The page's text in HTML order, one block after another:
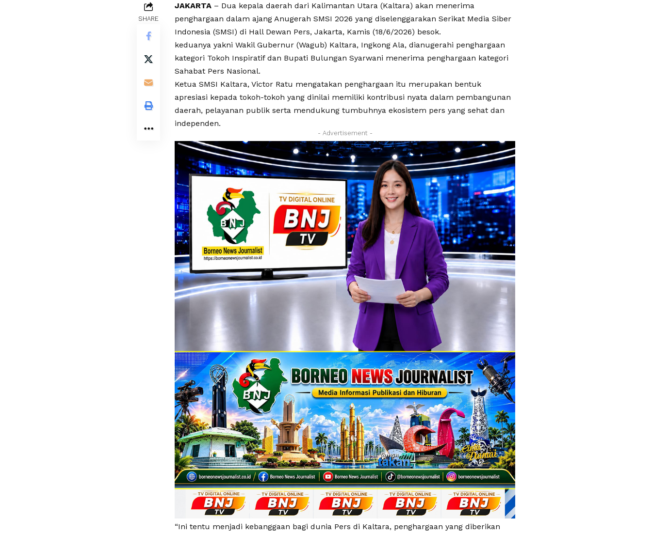
SHARE
JAKARTA – Dua kepala daerah dari Kalimantan Utara (Kaltara) akan menerima
penghargaan dalam ajang Anugerah SMSI 2026 yang diselenggarakan Serikat Media Siber
Indonesia (SMSI) di Hall Dewan Pers, Jakarta, Kamis (18/6/2026) besok.
keduanya yakni Wakil Gubernur (Wagub) Kaltara, Ingkong Ala, dianugerahi penghargaan
kategori Tokoh Inspiratif dan Bupati Bulungan Syarwani menerima penghargaan kategori
Sahabat Pers Nasional.
Ketua SMSI Kaltara, Victor Ratu mengatakan penghargaan itu merupakan bentuk
apresiasi kepada tokoh-tokoh yang dinilai memiliki kontribusi nyata dalam pembangunan
daerah, pelayanan publik serta mendukung tumbuhnya ekosistem pers yang sehat dan
independen.
- Advertisement -
“Ini tentu menjadi kebanggaan bagi dunia Pers di Kaltara, penghargaan yang diberikan